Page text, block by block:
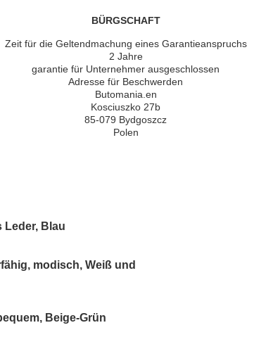
BÜRGSCHAFT
Zeit für die Geltendmachung eines Garantieanspruchs
2 Jahre
garantie für Unternehmer ausgeschlossen
Adresse für Beschwerden
Butomania.en
Kosciuszko 27b
85-079 Bydgoszcz
Polen
Leder, Blau
modisch, Weiß und
Beige-Grün